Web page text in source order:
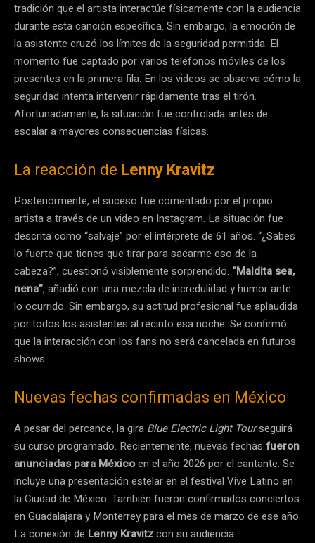
tradición que el artista interactúe físicamente con la audiencia
durante esta canción específica. Sin embargo, la emoción de
la asistente cruzó los límites de la seguridad permitida. El
momento fue captado por varios teléfonos móviles de los
presentes en la primera fila. En los videos se observa cómo la
seguridad intenta intervenir rápidamente tras el tirón.
Afortunadamente, la situación fue controlada antes de
escalar a mayores consecuencias físicas.
La reacción de Lenny Kravitz
Posteriormente, el suceso fue comentado por el propio
artista a través de un video en Instagram. La situación fue
descrita como “salvaje” por el intérprete de 61 años. “¿Sabes
lo fuerte que tienes que tirar para sacarme eso de la
cabeza?”, cuestionó visiblemente sorprendido. “Maldita sea,
nena”, añadió con una mezcla de incredulidad y humor ante
lo ocurrido. Sin embargo, su actitud profesional fue aplaudida
por todos los asistentes al recinto esa noche. Se confirmó
que la interacción con los fans no será cancelada en futuros
shows.
Nuevas fechas confirmadas en México
A pesar del percance, la gira Blue Electric Light Tourseguirá
su curso programado. Recientemente, nuevas fechas fueron
anunciadas para Méxicoen el año 2026 por el cantante. Se
incluye una presentación estelar en el festival Vive Latino en
la Ciudad de México. También fueron confirmados conciertos
en Guadalajara y Monterrey para el mes de marzo de ese año.
La conexión de Lenny Kravitzcon su audiencia